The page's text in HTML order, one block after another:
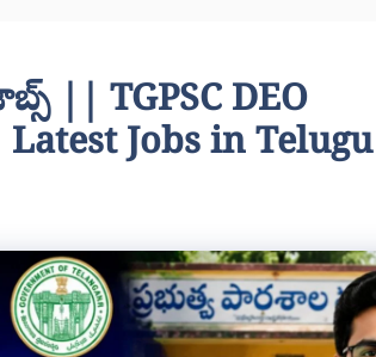
|| TGPSC DEO
Jobs in Telugu